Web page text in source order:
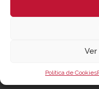
Política de Cookies
Cámara València es
Públicas, dedicada a: